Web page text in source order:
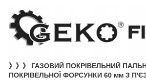
》》》 ГАЗОВИЙ ПОКРІВЕЛЬНИЙ
ПОКРІВЕЛЬНОЇ ФОРСУНКИ 60 мм З